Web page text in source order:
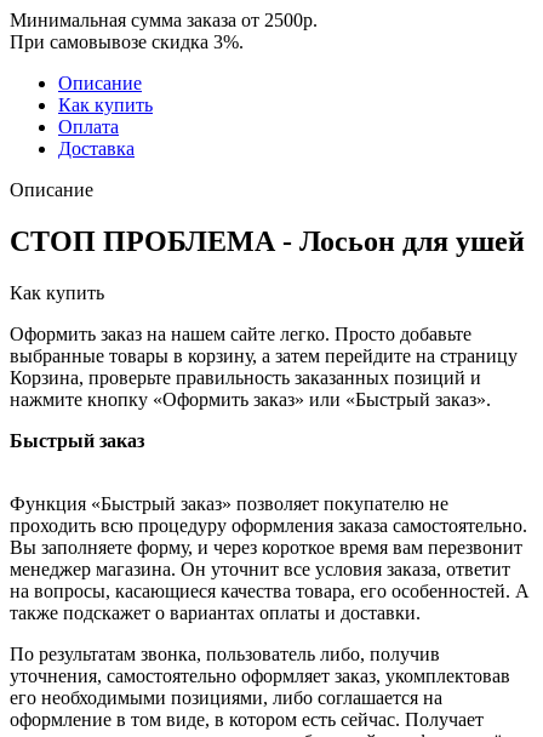
Минимальная сумма заказа от 2500р.
При самовывозе скидка 3%.
Описание
Как купить
Оплата
Доставка
Описание
СТОП ПРОБЛЕМА - Лосьон для ушей
Как купить
Оформить заказ на нашем сайте легко. Просто добавьте
выбранные товары в корзину, а затем перейдите на страницу
Корзина, проверьте правильность заказанных позиций и
нажмите кнопку «Оформить заказ» или «Быстрый заказ».
Быстрый заказ
Функция «Быстрый заказ» позволяет покупателю не
проходить всю процедуру оформления заказа самостоятельно.
Вы заполняете форму, и через короткое время вам перезвонит
менеджер магазина. Он уточнит все условия заказа, ответит
на вопросы, касающиеся качества товара, его особенностей. А
также подскажет о вариантах оплаты и доставки.
По результатам звонка, пользователь либо, получив
уточнения, самостоятельно оформляет заказ, укомплектовав
его необходимыми позициями, либо соглашается на
оформление в том виде, в котором есть сейчас. Получает